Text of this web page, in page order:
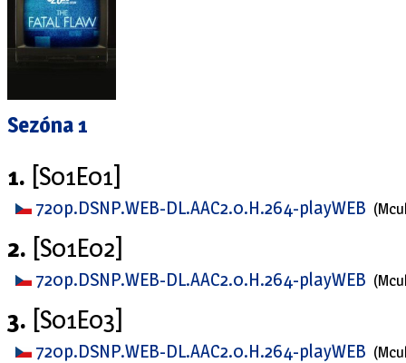
Sezóna 1
1. [S01E01]
720p.DSNP.WEB-DL.AAC2.0.H.264-playWEB
2. [S01E02]
720p.DSNP.WEB-DL.AAC2.0.H.264-playWEB
3. [S01E03]
720p.DSNP.WEB-DL.AAC2.0.H.264-playWEB